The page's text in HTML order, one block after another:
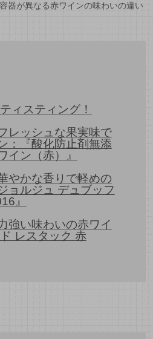
器が異なる赤ワインの味わいの違い
ィスティング！
レッシュな果実味で
：『酸化防止剤無添
イン（赤）』
やかな香りで軽めの
ョルジュ デュブッフ
』
強い味わいの赤ワイ
レスタック 赤